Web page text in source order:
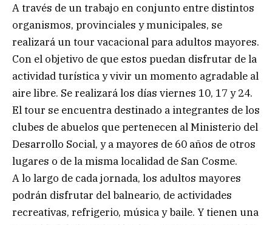
A través de un trabajo en conjunto entre distintos
organismos, provinciales y municipales, se
realizará un tour vacacional para adultos mayores.
Con el objetivo de que estos puedan disfrutar de la
actividad turística y vivir un momento agradable al
aire libre. Se realizará los días viernes 10, 17 y 24.
El tour se encuentra destinado a integrantes de los
clubes de abuelos que pertenecen al Ministerio del
Desarrollo Social, y a mayores de 60 años de otros
lugares o de la misma localidad de San Cosme.
A lo largo de cada jornada, los adultos mayores
podrán disfrutar del balneario, de actividades
recreativas, refrigerio, música y baile. Y tienen una